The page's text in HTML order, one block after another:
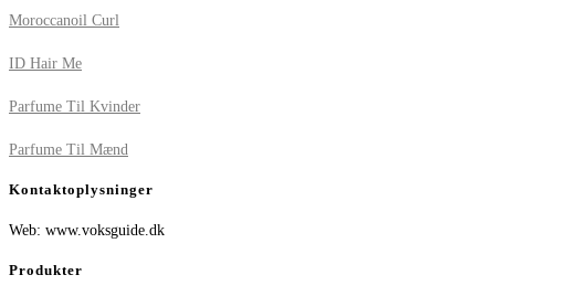
Moroccanoil Curl
ID Hair Me
Parfume Til Kvinder
Parfume Til Mænd
Kontaktoplysninger
Web: www.voksguide.dk
Produkter